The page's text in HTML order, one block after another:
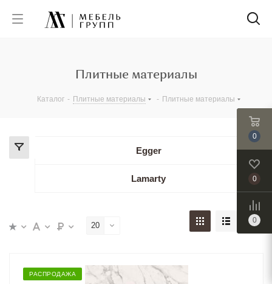
Плитные материалы
Каталог - Плитные материалы - Плитные материалы
Egger
Lamarty
20
РАСПРОДАЖА
0
0
0